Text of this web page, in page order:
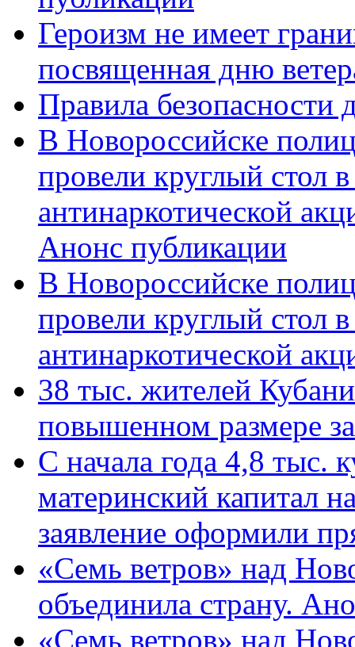
Героизм не имеет
посвященная дню
Правила безопасности
В Новороссийске
провели круглый стол
антинаркотической
Анонс публикации
В Новороссийске
провели круглый стол
антинаркотической
38 тыс. жителей
повышенном размере
С начала года 4,8 тыс.
материнский капитал
заявление оформили
«Семь ветров» над
объединила страну.
«Семь ветров» над